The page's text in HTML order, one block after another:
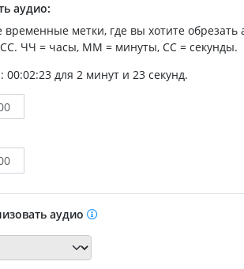
аудио:
временные метки, где вы хотите обрезать
ЧЧ = часы, ММ = минуты, СС = секунды.
для 2 минут и 23 секунд.
аудио